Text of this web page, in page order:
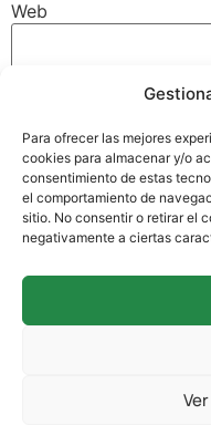
Para ofrecer las mejores
cookies para almacenar y/o
consentimiento de estas
el comportamiento de
sitio. No consentir o retirar el
negativamente a ciertas
Web
navegador para la
La Llanilla,